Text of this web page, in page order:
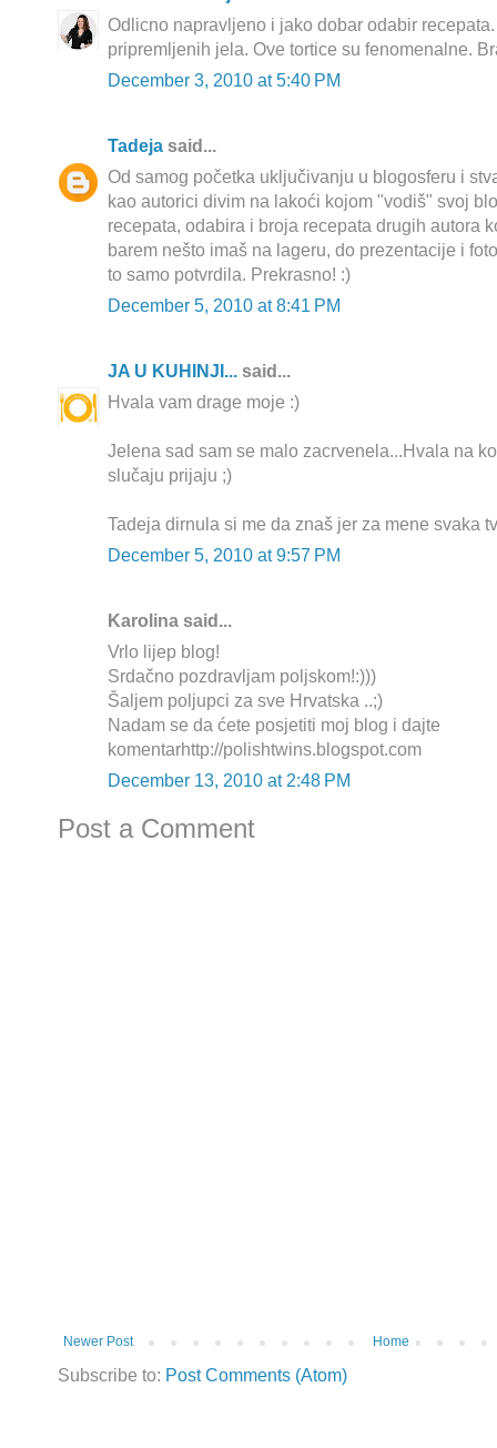
Odlicno napravljeno i jako dobar odabir
pripremljenih jela. Ove tortice su fenomenalne.
December 3, 2010 at 5:40 PM
Tadeja said...
Od samog početka uključivanju u blogosferu i
kao autorici divim na lakoći kojom "vodiš" svoj
recepata, odabira i broja recepata drugih autora
barem nešto imaš na lageru, do prezentacije i
to samo potvrdila. Prekrasno! :)
December 5, 2010 at 8:41 PM
JA U KUHINJI... said...
Hvala vam drage moje :)
Jelena sad sam se malo zacrvenela...Hvala na
slučaju prijaju ;)
Tadeja dirnula si me da znaš jer za mene svaka
December 5, 2010 at 9:57 PM
Karolina said...
Vrlo lijep blog!
Srdačno pozdravljam poljskom!:)))
Šaljem poljupci za sve Hrvatska ..;)
Nadam se da ćete posjetiti moj blog i dajte
komentarhttp://polishtwins.blogspot.com
December 13, 2010 at 2:48 PM
Post a Comment
Newer Post Home
Subscribe to: Post Comments (Atom)